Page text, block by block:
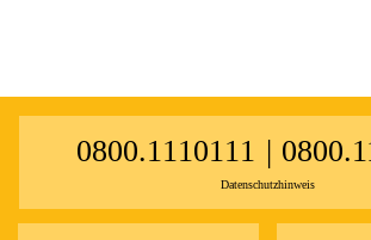
0800.1110111 |
Datenschutzhinweis